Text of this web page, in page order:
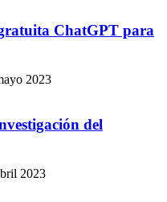
ChatGPT para
2023
del
2023